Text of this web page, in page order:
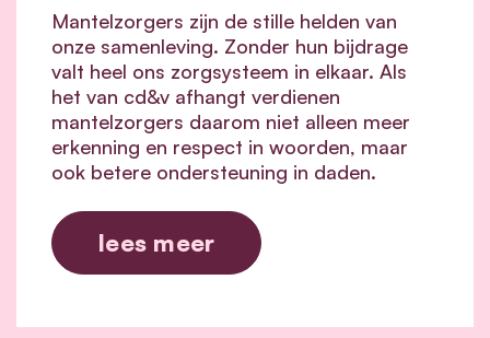
Mantelzorgers zijn de stille helden van
onze samenleving. Zonder hun bijdrage
valt heel ons zorgsysteem in elkaar. Als
het van cd&v afhangt verdienen
mantelzorgers daarom niet alleen meer
erkenning en respect in woorden, maar
ook betere ondersteuning in daden.
lees meer